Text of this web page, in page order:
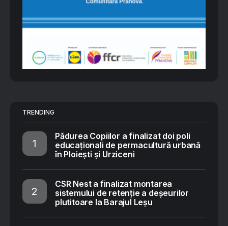
TRENDING
Pădurea Copiilor a finalizat doi poli
educaționali de permacultură urbană
în Ploiești și Urziceni
CSR Nest a finalizat montarea
sistemului de retenție a deșeurilor
plutitoare la Barajul Leșu